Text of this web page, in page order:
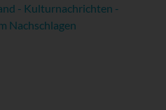
- Kulturnachrichten -
Nachschlagen